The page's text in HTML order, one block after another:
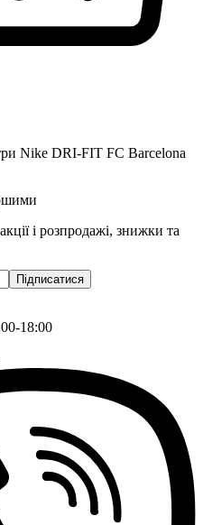
Nike DRI-FIT FC Barcelona
і розпродажі, знижки та
Підписатися
18:00